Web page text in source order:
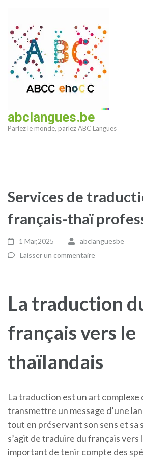
contenu
(Pressez
Entrée)
abclangues.be
Parlez le monde, parlez ABC Langues
Services de
français-thaï
1 Mar,2025
abclanguesbe
Laisser un commentaire
La traduction
français vers le
thaïlandais
La traduction est un art complexe
transmettre un message d’une
tout en préservant son sens et sa
s’agit de traduire du français vers
important de tenir compte des